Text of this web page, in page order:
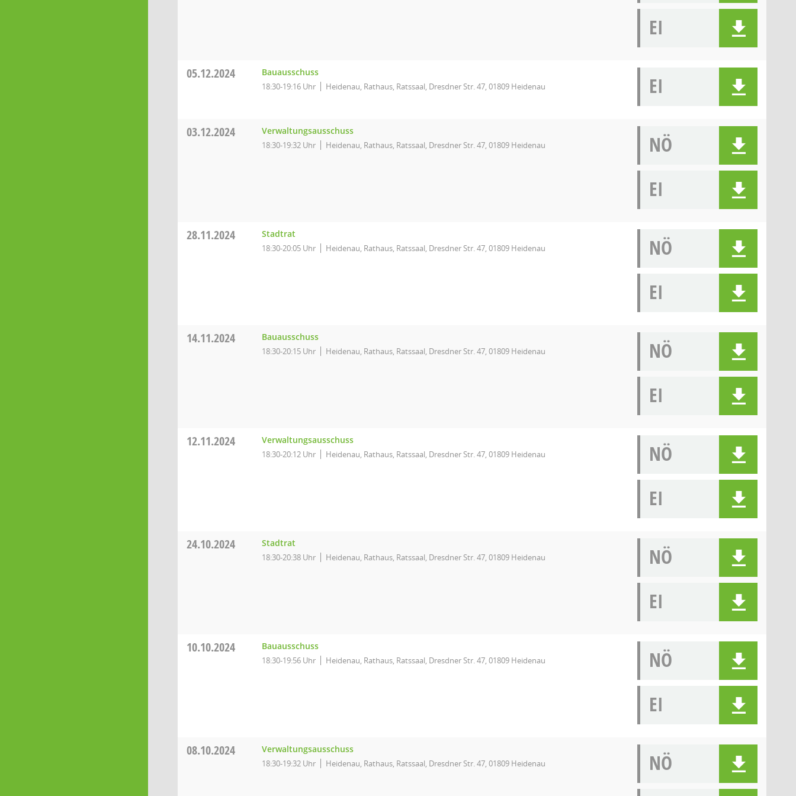
EI
05.12.2024 Bauausschuss
18:30-19:16 Uhr Heidenau, Rathaus, Ratssaal, Dresdner Str. 47, 01809 Heidenau EI
03.12.2024 Verwaltungsausschuss
18:30-19:32 Uhr Heidenau, Rathaus, Ratssaal, Dresdner Str. 47, 01809 Heidenau
NÖ
EI
28.11.2024 Stadtrat
18:30-20:05 Uhr Heidenau, Rathaus, Ratssaal, Dresdner Str. 47, 01809 Heidenau
NÖ
EI
14.11.2024 Bauausschuss
18:30-20:15 Uhr Heidenau, Rathaus, Ratssaal, Dresdner Str. 47, 01809 Heidenau
NÖ
EI
12.11.2024 Verwaltungsausschuss
18:30-20:12 Uhr Heidenau, Rathaus, Ratssaal, Dresdner Str. 47, 01809 Heidenau
NÖ
EI
24.10.2024 Stadtrat
18:30-20:38 Uhr Heidenau, Rathaus, Ratssaal, Dresdner Str. 47, 01809 Heidenau
NÖ
EI
10.10.2024 Bauausschuss
18:30-19:56 Uhr Heidenau, Rathaus, Ratssaal, Dresdner Str. 47, 01809 Heidenau
NÖ
EI
08.10.2024 Verwaltungsausschuss
18:30-19:32 Uhr Heidenau, Rathaus, Ratssaal, Dresdner Str. 47, 01809 Heidenau
NÖ